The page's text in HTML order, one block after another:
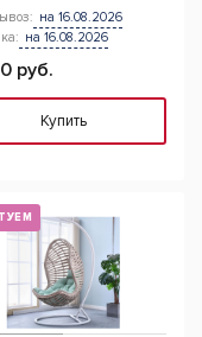
на 16.08.2026
на 16.08.2026
руб.
Купить